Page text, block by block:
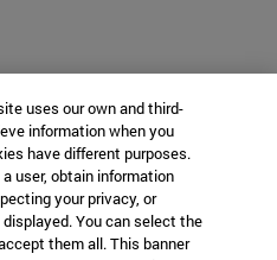
uses our own and third-
information when you
have different purposes.
user, obtain information
your privacy, or
You can select the
them all. This banner